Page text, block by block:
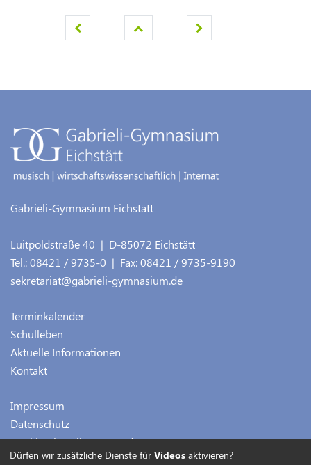
Gabrieli-Gymnasium Eichstätt
Luitpoldstraße 40 | D-85072 Eichstätt
Tel.:08421 / 9735-0 | Fax:08421 / 9735-9190
sekretariat@gabrieli-gymnasium.de
Terminkalender
Schulleben
Aktuelle Informationen
Kontakt
Impressum
Datenschutz
Cookie-Einstellungen ändern
Dürfen wir zusätzliche Dienste für Videos aktivieren?